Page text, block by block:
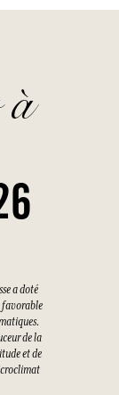
a doté
favorable
de la
et de